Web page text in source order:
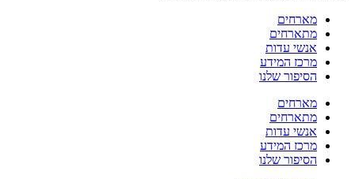
מארחים
מתארחים
אנשי עדות
מרכז המידע
הסיפור שלנו
מארחים
מתארחים
אנשי עדות
מרכז המידע
הסיפור שלנו